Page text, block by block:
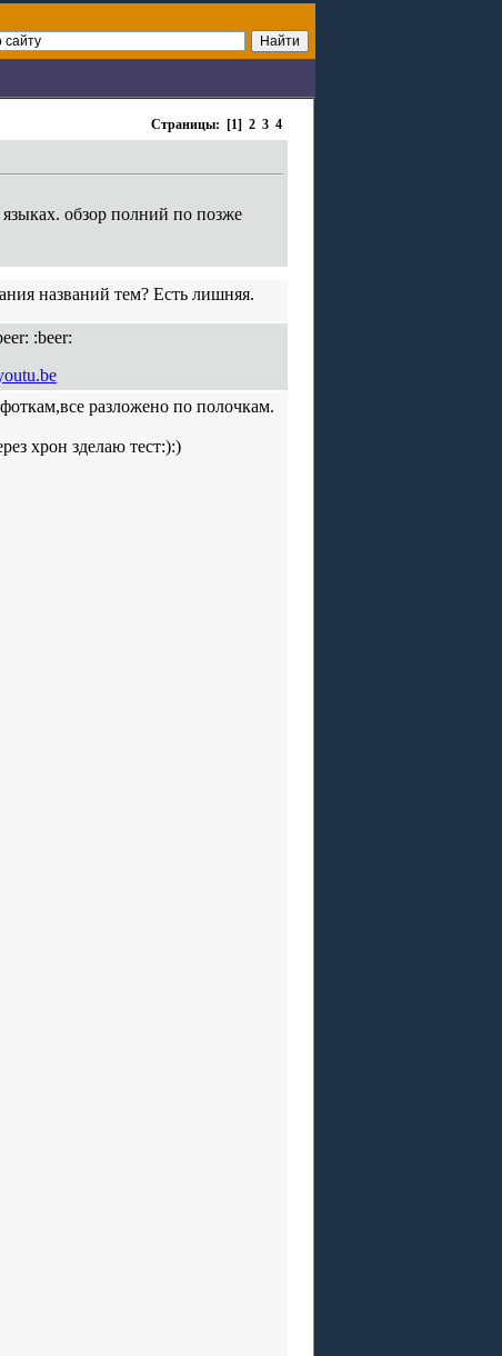
Страницы: [1] 2 3 4
обзор полний по позже
названий тем? Есть лишняя.
:beer:
разложено по полочкам.
хрон зделаю тест:):)